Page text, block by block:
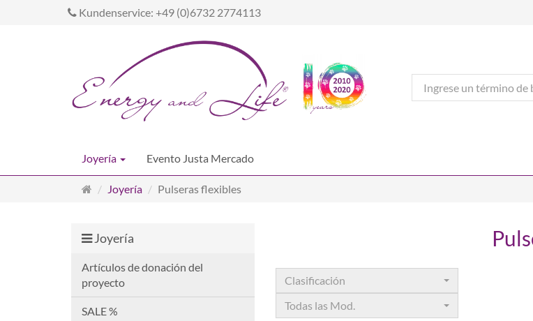
Kundenservice: +49 (0)6732 2774113
Joyería Evento Justa Mercado
Página
Joyería Pulseras flexibles
Clasificación
Todas las Mod.
Joyería
Artículos de donación del
proyecto
SALE %